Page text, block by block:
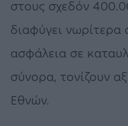
στους σχεδόν
διαφύγει
ασφάλεια σε
σύνορα, τονίζουν
Εθνών.